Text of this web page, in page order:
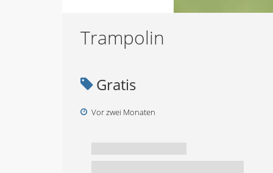
Trampolin
Gratis
Vor zwei Monaten